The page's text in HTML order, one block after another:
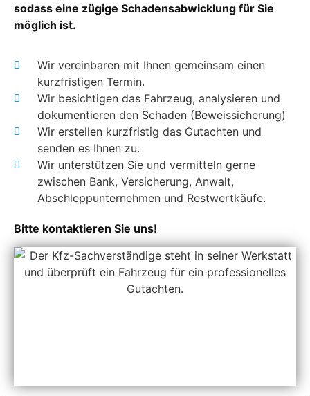
sodass eine zügige Schadensabwicklung für Sie
möglich ist.
Wir vereinbaren mit Ihnen gemeinsam einen
kurzfristigen Termin.
Wir besichtigen das Fahrzeug, analysieren und
dokumentieren den Schaden (Beweissicherung)
Wir erstellen kurzfristig das Gutachten und
senden es Ihnen zu.
Wir unterstützen Sie und vermitteln gerne
zwischen Bank, Versicherung, Anwalt,
Abschleppunternehmen und Restwertkäufe.
Bitte kontaktieren Sie uns!